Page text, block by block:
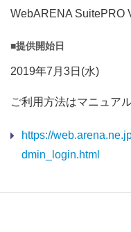
WebARENA
■提供開始日
2019年7月3日(水)
ご利用方法はマニュア
https://
dmin_login.html